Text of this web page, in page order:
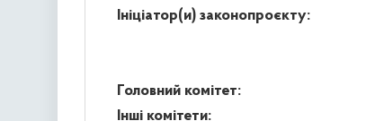
Ініціатор(и) законопроєкту:
Головний комітет:
Інші комітети: